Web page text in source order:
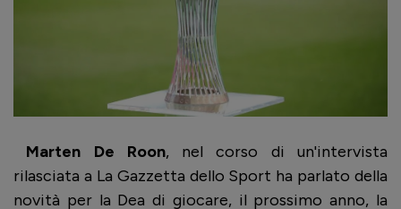
Marten De Roon, nel corso di un'intervista
rilasciata a La Gazzetta dello Sport ha parlato della
novità per la Dea di giocare, il prossimo anno, la